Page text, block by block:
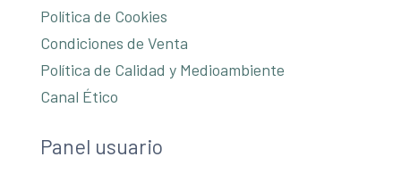
Política de Cookies
Condiciones de Venta
Política de Calidad y Medioambiente
Canal Ético
Panel usuario